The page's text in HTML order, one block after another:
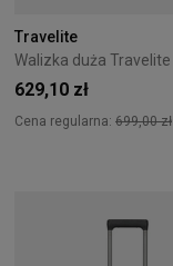
Travelite
629,10 zł
Cena regularna: 699,00 zł